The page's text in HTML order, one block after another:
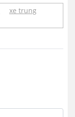
xe trung